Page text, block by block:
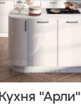
Кухня "Арли"